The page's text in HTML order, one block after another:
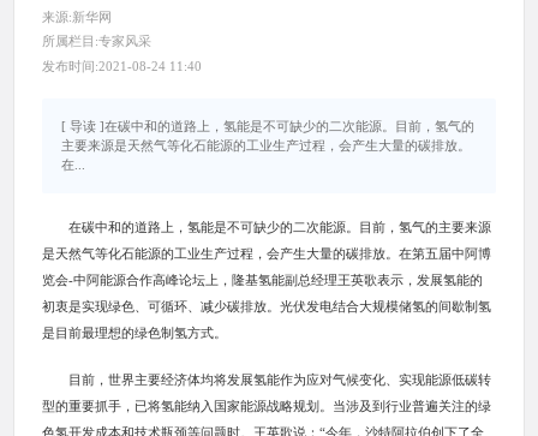
来源:新华网
所属栏目:专家风采
发布时间:2021-08-24 11:40
[ 导读 ]在碳中和的道路上，氢能是不可缺少的二次能源。目前，氢气的
主要来源是天然气等化石能源的工业生产过程，会产生大量的碳排放。
在...
在碳中和的道路上，氢能是不可缺少的二次能源。目前，氢气的主要来源
是天然气等化石能源的工业生产过程，会产生大量的碳排放。在第五届中阿博
览会-中阿能源合作高峰论坛上，隆基氢能副总经理王英歌表示，发展氢能的
初衷是实现绿色、可循环、减少碳排放。光伏发电结合大规模储氢的间歇制氢
是目前最理想的绿色制氢方式。
目前，世界主要经济体均将发展氢能作为应对气候变化、实现能源低碳转
型的重要抓手，已将氢能纳入国家能源战略规划。当涉及到行业普遍关注的绿
色氢开发成本和技术瓶颈等问题时。王英歌说：“今年，沙特阿拉伯创下了全